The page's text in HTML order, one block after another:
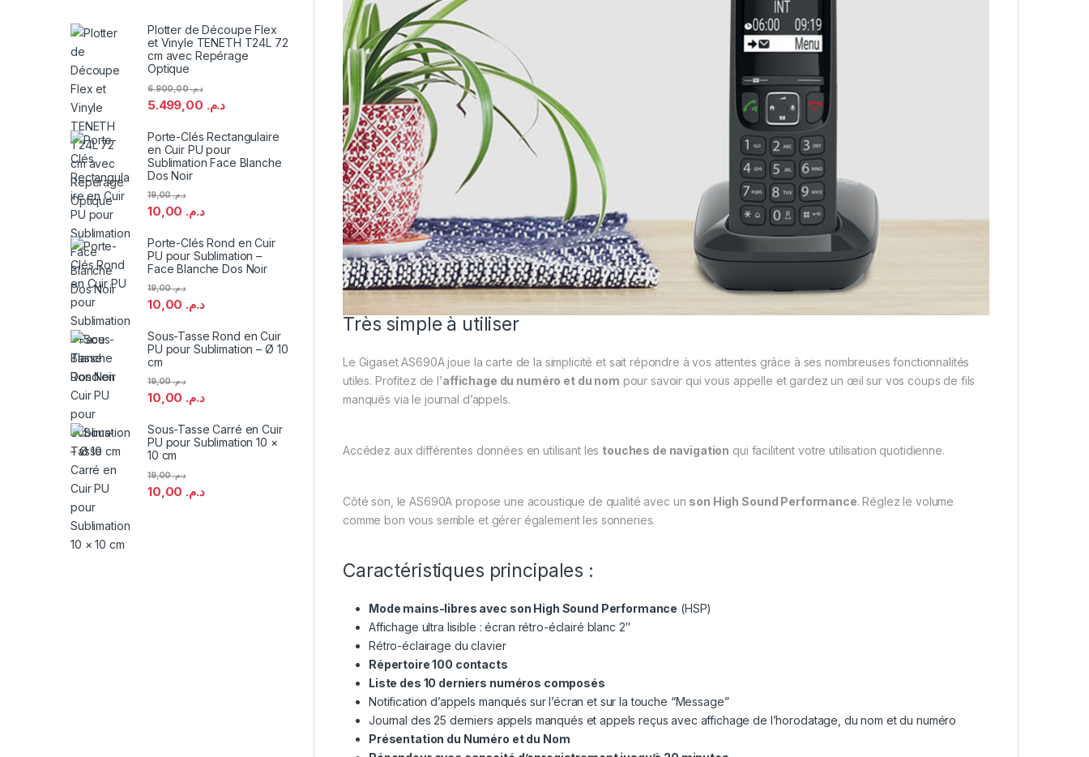
Très simple à utiliser
Le Gigaset AS690A joue la carte de la simplicité et sait répondre à vos attentes grâce à ses nombreuses fonctionnalités
utiles. Profitez de l’affichage du numéro et du nom pour savoir qui vous appelle et gardez un œil sur vos coups de fils
manqués via le journal d’appels.
Accédez aux différentes données en utilisant les touches de navigation qui facilitent votre utilisation quotidienne.
Côté son, le AS690A propose une acoustique de qualité avec un son High Sound Performance. Réglez le volume
comme bon vous semble et gérer également les sonneries.
Caractéristiques principales :
Mode mains-libres avec son High Sound Performance (HSP)
Affichage ultra lisible : écran rétro-éclairé blanc 2″
Rétro-éclairage du clavier
Répertoire 100 contacts
Liste des 10 derniers numéros composés
Notification d’appels manqués sur l’écran et sur la touche “Message”
Journal des 25 derniers appels manqués et appels reçus avec affichage de l’horodatage, du nom et du numéro
Présentation du Numéro et du Nom
Plotter de Découpe Flex
et Vinyle TENETH T24L 72
cm avec Repérage
Optique
د.م.
د.م.6.900,00
Porte-Clés Rectangulaire
en Cuir PU pour
Sublimation Face Blanche
Dos Noir
د.م.
د.م.19,00
Porte-Clés Rond en Cuir
PU pour Sublimation –
Face Blanche Dos Noir
د.م.
د.م.19,00
Sous-Tasse Rond en Cuir
PU pour Sublimation – Ø 10
cm
د.م.
د.م.19,00
Sous-Tasse Carré en Cuir
PU pour Sublimation 10 ×
10 cm
د.م.
د.م.19,00